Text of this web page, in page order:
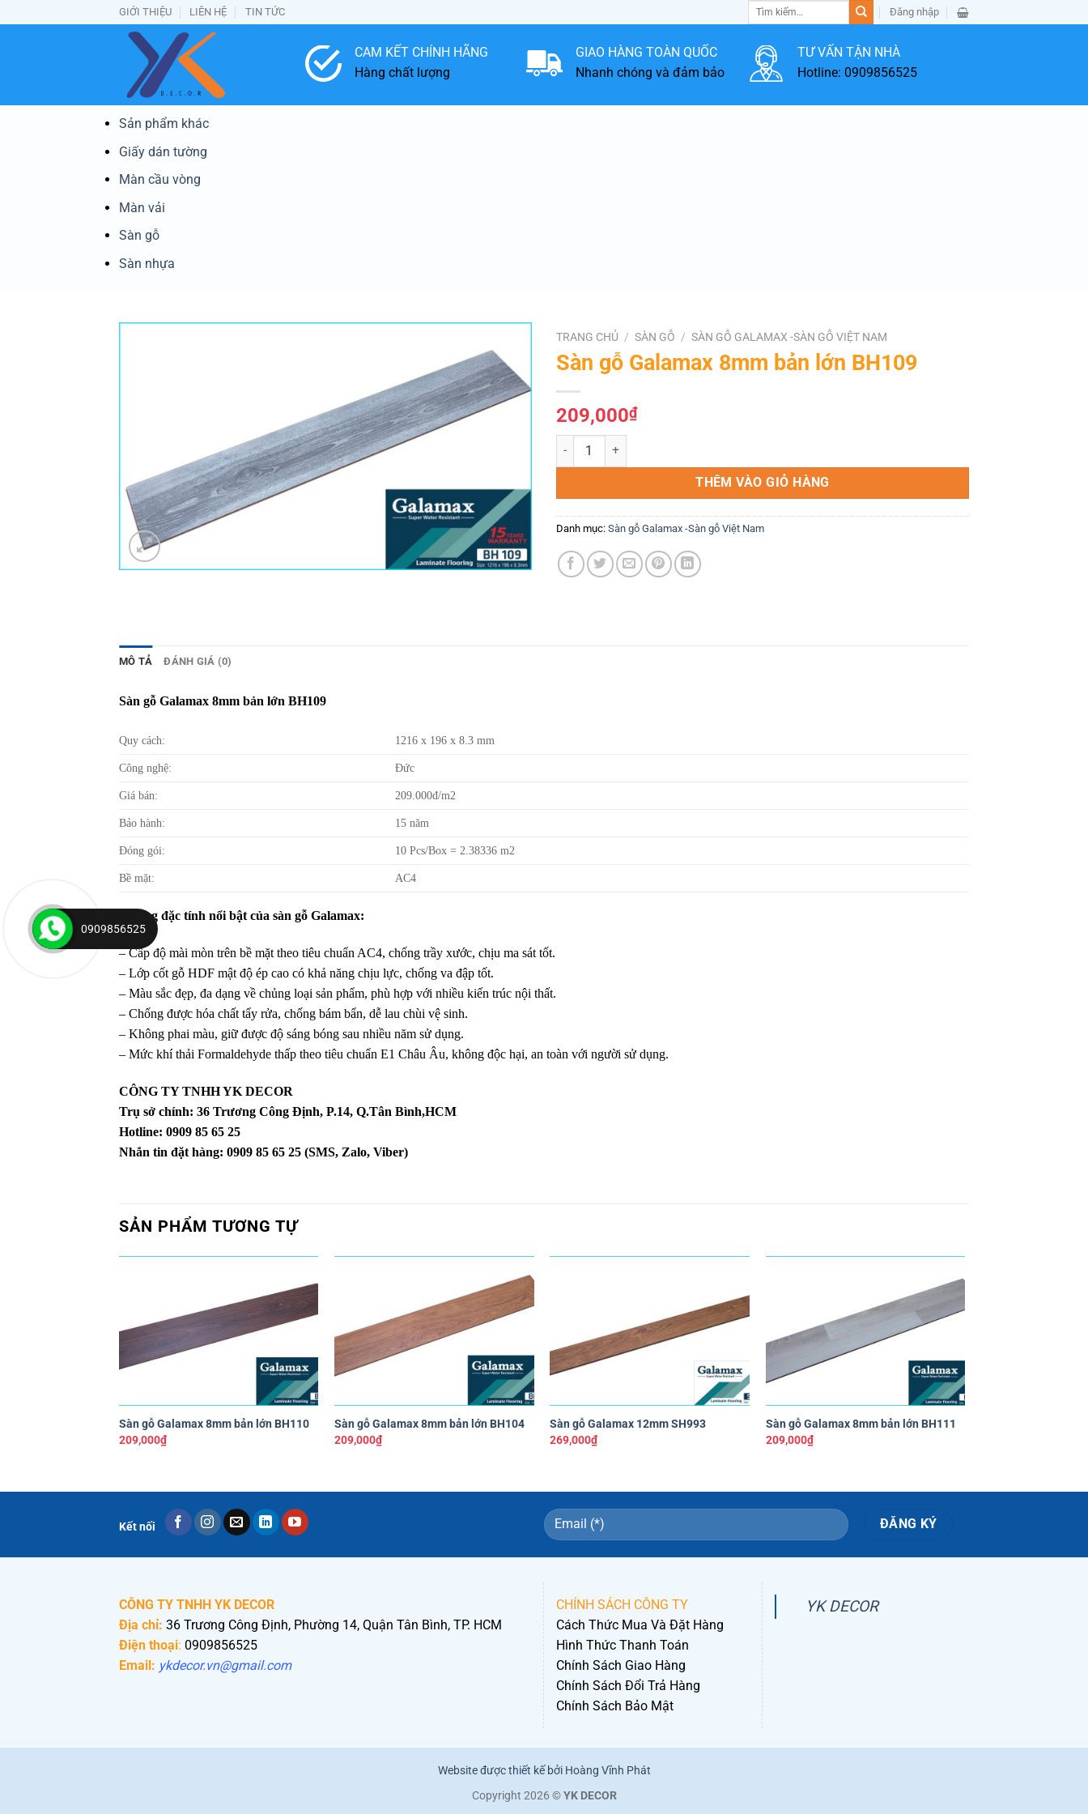
qua
GIỚI THIỆU LIÊN HỆ TIN TỨC
Tìm
Đăng nhập
CAM KẾT CHÍNH HÃNG
Hàng chất lượng
GIAO HÀNG TOÀN QUỐC
Nhanh chóng và đảm bảo
TƯ VẤN TẬN NHÀ
Hotline: 0909856525
Sản phẩm khác
Giấy dán tường
Màn cầu vòng
Màn vải
Sàn gỗ
Sàn nhựa
Yêu
thích
TRANG CHỦ / SÀN GỖ / SÀN GỖ GALAMAX -SÀN GỖ VIỆT NAM
Sàn gỗ Galamax 8mm bản lớn BH109
209,000₫
Sàn gỗ Galamax 8mm bản lớn BH109 số lượng
THÊM VÀO GIỎ HÀNG
Danh mục: Sàn gỗ Galamax -Sàn gỗ Việt Nam
MÔ TẢ ĐÁNH GIÁ (0)
Sàn gỗ Galamax 8mm bản lớn BH109
Quy cách: 1216 x 196 x 8.3 mm
Công nghệ: Đức
Giá bán: 209.000đ/m2
Bảo hành: 15 năm
Đóng gói: 10 Pcs/Box = 2.38336 m2
Bề mặt: AC4
Những đặc tính nổi bật của sàn gỗ Galamax:
– Cấp độ mài mòn trên bề mặt theo tiêu chuẩn AC4, chống trầy xước, chịu ma sát tốt.
– Lớp cốt gỗ HDF mật độ ép cao có khả năng chịu lực, chống va đập tốt.
– Màu sắc đẹp, đa dạng về chủng loại sản phẩm, phù hợp với nhiều kiến trúc nội thất.
– Chống được hóa chất tẩy rửa, chống bám bẩn, dễ lau chùi vệ sinh.
– Không phai màu, giữ được độ sáng bóng sau nhiều năm sử dụng.
– Mức khí thải Formaldehyde thấp theo tiêu chuẩn E1 Châu Âu, không độc hại, an toàn với người sử dụng.
CÔNG TY TNHH YK DECOR
Trụ sở chính: 36 Trương Công Định, P.14, Q.Tân Bình,HCM
Hotline: 0909 85 65 25
Nhắn tin đặt hàng: 0909 85 65 25 (SMS, Zalo, Viber)
SẢN PHẨM TƯƠNG TỰ
Sàn gỗ Galamax 8mm bản lớn BH110
209,000₫
Yêu
thích
Sàn gỗ Galamax 8mm bản lớn BH104
209,000₫
Yêu
thích
Sàn gỗ Galamax 12mm SH993
269,000₫
thích
Sàn gỗ Galamax 8mm bản lớn BH111
209,000₫
Kết nối
CÔNG TY TNHH YK DECOR
Địa chỉ: 36 Trương Công Định, Phường 14, Quận Tân Bình, TP. HCM
Điện thoại: 0909856525
Email: ykdecor.vn@gmail.com
CHÍNH SÁCH CÔNG TY
Cách Thức Mua Và Đặt Hàng
Hình Thức Thanh Toán
Chính Sách Giao Hàng
Chính Sách Đổi Trả Hàng
Chính Sách Bảo Mật
YK DECOR
Website được thiết kế bởi Hoàng Vĩnh Phát
Copyright 2026 ©YK DECOR
0909856525